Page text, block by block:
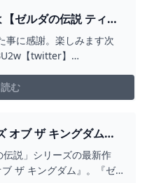
ゼルダの伝説 ティア
１ - YOUTUBE
事に感謝。楽しみます次
【twitter】
playlist?
む
オブ ザ キングダム』
説」シリーズの最新作
ザ キングダム』。『ゼ